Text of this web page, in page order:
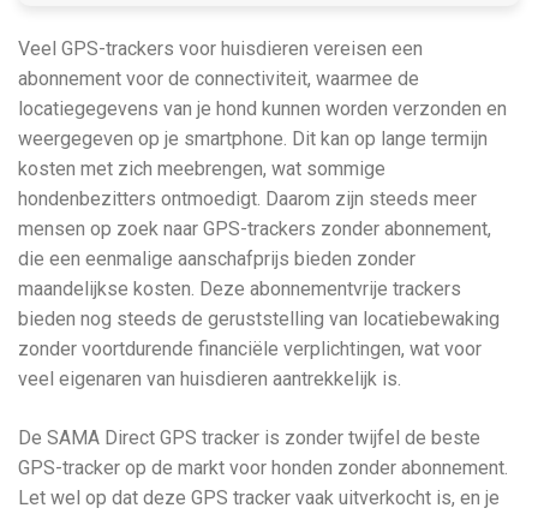
Veel GPS-trackers voor huisdieren vereisen een
abonnement voor de connectiviteit, waarmee de
locatiegegevens van je hond kunnen worden verzonden en
weergegeven op je smartphone. Dit kan op lange termijn
kosten met zich meebrengen, wat sommige
hondenbezitters ontmoedigt. Daarom zijn steeds meer
mensen op zoek naar GPS-trackers zonder abonnement,
die een eenmalige aanschafprijs bieden zonder
maandelijkse kosten. Deze abonnementvrije trackers
bieden nog steeds de geruststelling van locatiebewaking
zonder voortdurende financiële verplichtingen, wat voor
veel eigenaren van huisdieren aantrekkelijk is.
De SAMA Direct GPS tracker is zonder twijfel de beste
GPS-tracker op de markt voor honden zonder abonnement.
Let wel op dat deze GPS tracker vaak uitverkocht is, en je